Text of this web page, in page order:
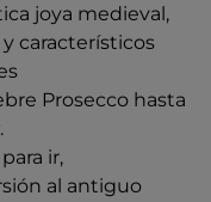
joya medieval,
característicos
Prosecco hasta
.
ir,
al antiguo